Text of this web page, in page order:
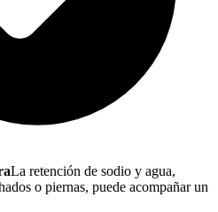
La retención de sodio y agua,
o piernas, puede acompañar un